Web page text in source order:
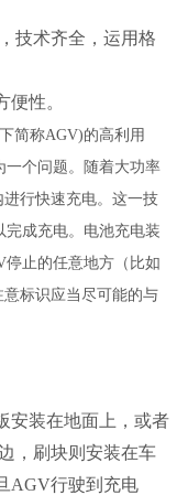
技术齐全，运用格
性。
简称AGV)的高利用
一个问题。随着大功率
行快速充电。这一技
成充电。电池充电装
止的任意地方（比如
标识应当尽可能的与
安装在地面上，或者
，刷块则安装在车
AGV行驶到充电